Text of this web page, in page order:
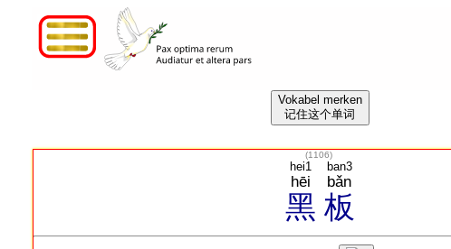
Vokabel merken
记住这个单词
(1106)
黑
hēi
hei1
板
bǎn
ban3